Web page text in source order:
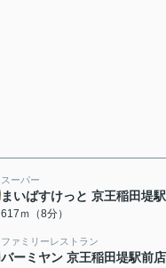
スーパー
まいばすけっと 京王稲田堤
617ｍ（8分）
ファミリーレストラン
バーミヤン 京王稲田堤駅前店